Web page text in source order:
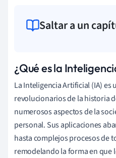
Saltar a un
¿Qué es la
La Inteligencia Artificial (IA) es
revolucionarios de la historia
numerosos aspectos de la
personal. Sus aplicaciones
hasta complejos procesos de
remodelando la forma en que